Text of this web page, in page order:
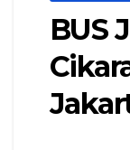
BUS